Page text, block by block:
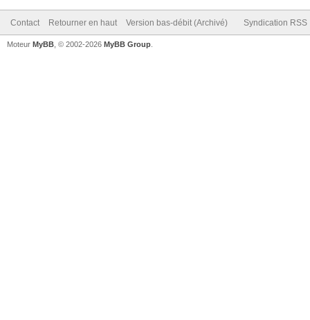
Contact Retourner en haut Version bas-débit (Archivé) Syndication RSS
Moteur MyBB , © 2002-2026 MyBB Group